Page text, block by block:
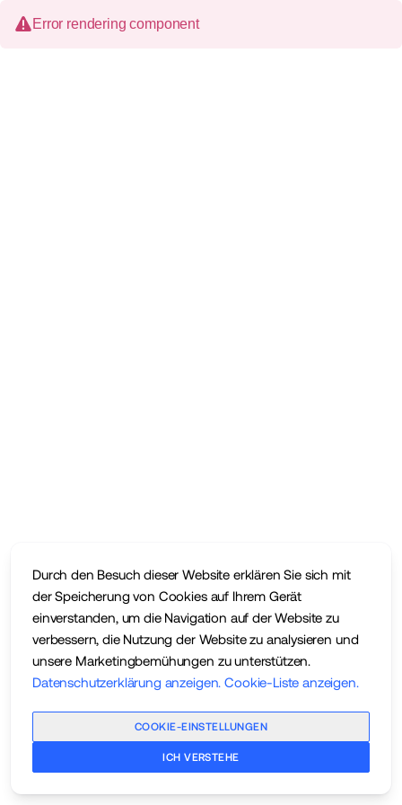
Durch den Besuch dieser Website erklären Sie sich mit
der Speicherung von Cookies auf Ihrem Gerät
einverstanden, um die Navigation auf der Website zu
verbessern, die Nutzung der Website zu analysieren und
unsere Marketingbemühungen zu unterstützen.
Datenschutzerklärung anzeigen. Cookie-Liste anzeigen.
COOKIE-EINSTELLUNGEN
ICH VERSTEHE
Error rendering component